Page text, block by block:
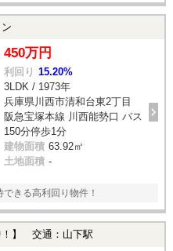
450万円
利回り 15.20%
3LDK / 1973年
兵庫県川西市清和台東2丁目
阪急宝塚本線 川西能勢口 バス
150分停歩1分
建物面積 63.92㎡
土地面積 -
きる高利回り物件！
！】 交通：山下駅